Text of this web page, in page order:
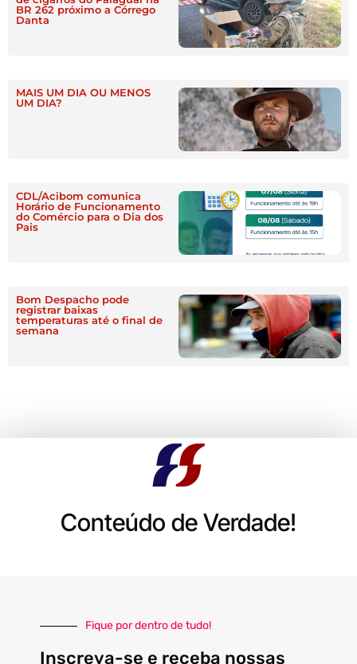
BR 262 próximo a Córrego
Danta
MAIS UM DIA OU MENOS
UM DIA?
CDL/Acibom comunica
Horário de Funcionamento
do Comércio para o Dia dos
Pais
Bom Despacho pode
registrar baixas
temperaturas até o final de
semana
Conteúdo de Verdade!
Fique por dentro de tudo!
Inscreva-se e receba nossas